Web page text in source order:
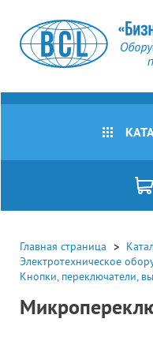
Все
В
Под
заказ
Акции
Главная страница
Электротехническое
Кнопки, переключатели,